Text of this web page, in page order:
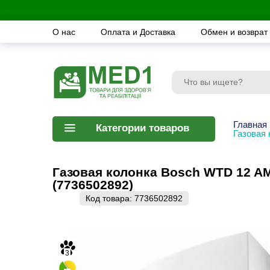
О нас Оплата и Доставка Обмен и возврат
Категории товаров
Главная
Газовая
Газовая колонка Bosch WTD 12
(7736502892)
Код товара: 7736502892
3